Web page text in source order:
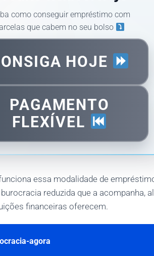
como conseguir empréstimo com
que cabem no seu bolso
HOJE
PAGAMENTO
FLEXÍVEL
essa modalidade de
reduzida que a acompanha,
financeiras oferecem.
agora